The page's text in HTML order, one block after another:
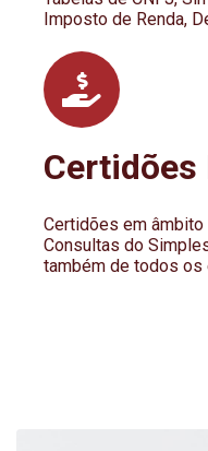
Imposto de Renda,
Certidões
Certidões em
Consultas do
também de todos